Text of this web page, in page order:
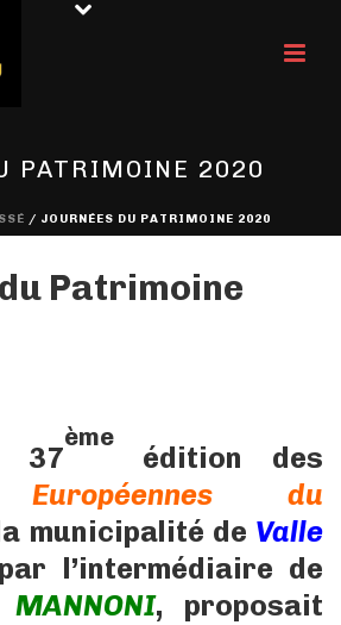
PATRIMOINE 2020
/ JOURNÉES DU PATRIMOINE 2020
Patrimoine
37
ème
édition des
Européennes du
municipalité de Valle
l’intermédiaire de
, proposait